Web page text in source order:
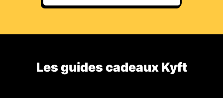
Les guides cadeaux Kyft​